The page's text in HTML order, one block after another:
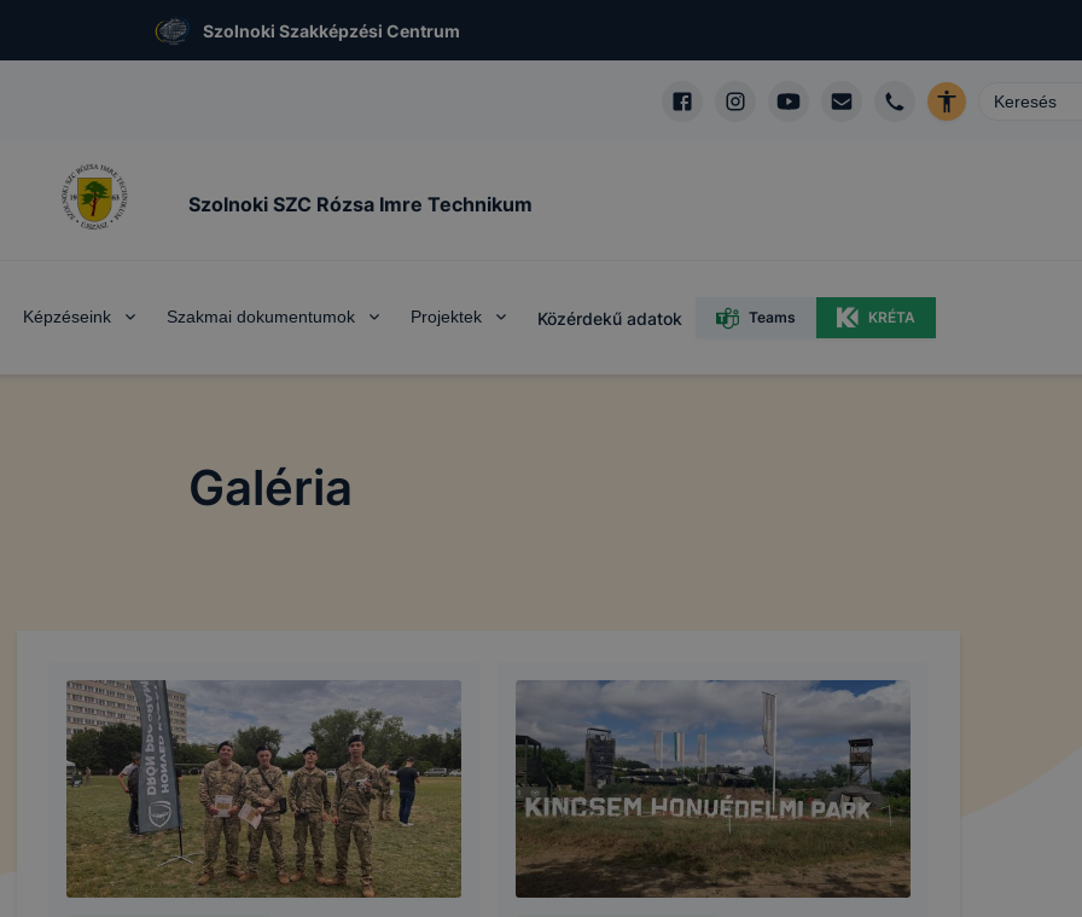
Szolnoki Szakképzési Centrum
Szolnoki SZC Rózsa Imre Technikum
Képzéseink Szakmai dokumentumok Projektek Közérdekű adatok Teams KRÉTA
Galéria